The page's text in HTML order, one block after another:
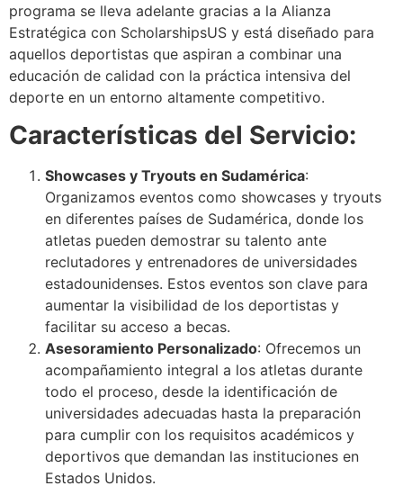
programa se lleva adelante gracias a la Alianza
Estratégica con ScholarshipsUS y está diseñado para
aquellos deportistas que aspiran a combinar una
educación de calidad con la práctica intensiva del
deporte en un entorno altamente competitivo.
Características del Servicio:
Showcases y Tryouts en Sudamérica:
Organizamos eventos como showcases y tryouts
en diferentes países de Sudamérica, donde los
atletas pueden demostrar su talento ante
reclutadores y entrenadores de universidades
estadounidenses. Estos eventos son clave para
aumentar la visibilidad de los deportistas y
facilitar su acceso a becas.
Asesoramiento Personalizado: Ofrecemos un
acompañamiento integral a los atletas durante
todo el proceso, desde la identificación de
universidades adecuadas hasta la preparación
para cumplir con los requisitos académicos y
deportivos que demandan las instituciones en
Estados Unidos.